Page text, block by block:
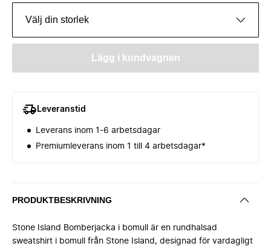
Välj din storlek
Lägg i kundvagnen
Leveranstid
Leverans inom 1-6 arbetsdagar
Premiumleverans inom 1 till 4 arbetsdagar*
PRODUKTBESKRIVNING
Stone Island Bomberjacka i bomull är en rundhalsad
sweatshirt i bomull från Stone Island, designad för vardagligt